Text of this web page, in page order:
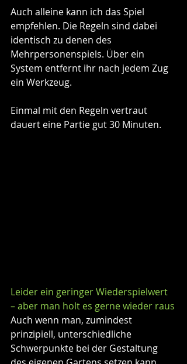
Auch alleine kann ich das Spiel
empfehlen. Die Regeln sind dabei
identisch zu denen des
Mehrpersonenspiels. Über ein
System entfernt ihr nach jedem Zug
ein Werkzeug.
Einmal mit den Regeln vertraut
dauert eine Partie gut 30 Minuten.
Leider ein geringer Wiederspielwert
– aber man holt es gerne wieder raus
Auch wenn man, zumindest
prinzipiell, unterschiedliche
Schwerpunkte bei der Gestaltung